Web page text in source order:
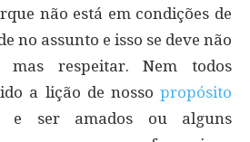
não está em condições de
no assunto e isso se deve não
mas respeitar. Nem todos
a lição de nosso propósito
e ser amados ou alguns